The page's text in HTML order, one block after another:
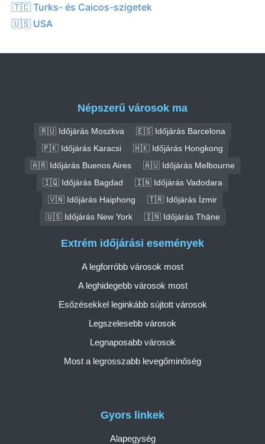
🇹🇨 Turks- és Caicos-szigetek
🇺🇸 USA
Népszerű városok ma
🇷🇺 Időjárás Moszkva
🇪🇸 Időjárás Barcelona
🇵🇰 Időjárás Karacsi
🇭🇰 Időjárás Hongkong
🇦🇷 Időjárás Buenos Aires
🇦🇺 Időjárás Melbourne
🇮🇶 Időjárás Bagdad
🇮🇳 Időjárás Vadodara
🇻🇳 Időjárás Haiphong
🇹🇷 Időjárás İzmir
🇺🇸 Időjárás New York
🇮🇳 Időjárás Thāne
Gyors linkek
Alapegység
Extrém időjárási események
A legforróbb városok most
A leghidegebb városok most
Esőzésekkel leginkább sújtott városok
Legszelesebb városok
Legnaposabb városok
Most a legrosszabb levegőminőség